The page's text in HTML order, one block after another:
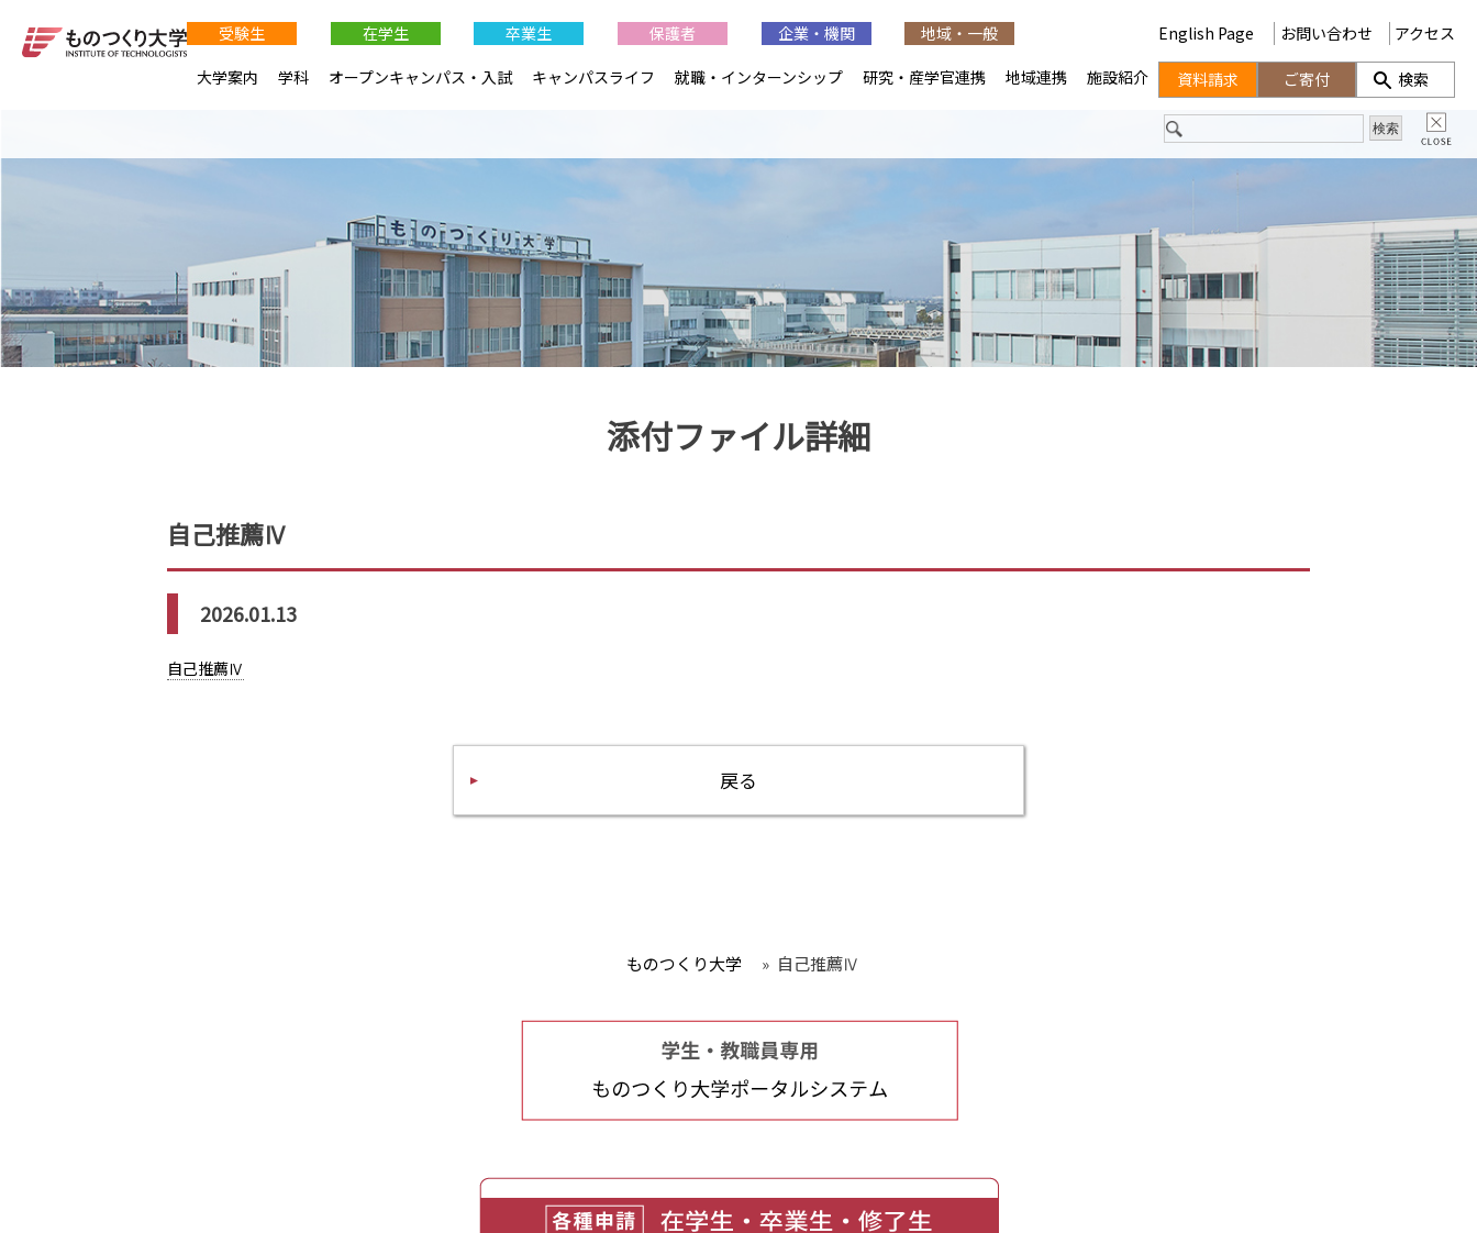
添付ファイル詳細
自己推薦Ⅳ
2026.01.13
自己推薦Ⅳ
戻る
受験生 在学生 卒業生 保護者 企業・機関
地域・一般
大学案内
学科 オープンキャンパス・入試 キャンパスライフ 就職・インターンシップ 研究・産学官連携 地域連携 施設紹介
English Page お問い合わせ アクセス
資料請求 ご寄付 検索
ものつくり大学 » 自己推薦Ⅳ